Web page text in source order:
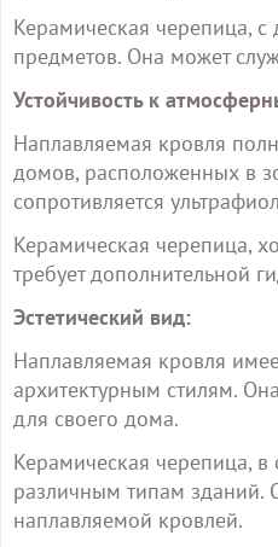
Керамическая черепица,
предметов. Она может
Устойчивость к
Наплавляемая кровля
домов, расположенных в
сопротивляется
Керамическая черепица,
требует дополнительной
Эстетический вид:
Наплавляемая кровля
архитектурным стилям.
для своего дома.
Керамическая черепица,
различным типам зданий.
наплавляемой кровлей.